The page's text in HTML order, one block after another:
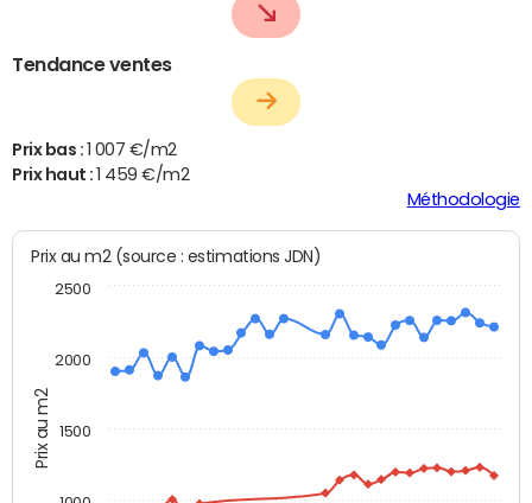
Tendance ventes
Prix bas : 1 007 €/m2
Prix haut :1 459 €/m2
Méthodologie
Prix au m2
Prix au m2 (source : estimations JDN)
1500
2000
2500